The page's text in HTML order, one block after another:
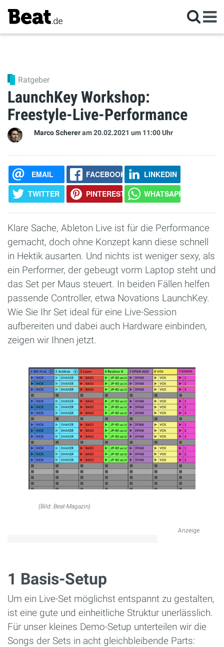
Ratgeber
LaunchKey Workshop:
Freestyle-Live-Performance
Marco Schereram 20.02.2021 um 11:00 Uhr
EMAIL FACEBOOK
LINKEDIN
TWITTER
PINTEREST WHATSAPP
Klare Sache, Ableton Live ist für die Performance
gemacht, doch ohne Konzept kann diese schnell
in Hektik ausarten. Und nichts ist weniger sexy, als
ein Performer, der gebeugt vorm Laptop steht und
das Set per Maus steuert. In beiden Fällen helfen
passende Controller, etwa Novations LaunchKey.
Wie Sie Ihr Set ideal für eine Live-Session
aufbereiten und dabei auch Hardware einbinden,
zeigen wir Ihnen jetzt.
(Bild: Beat-Magazin)
Anzeige
1 Basis-Setup
Um ein Live-Set möglichst entspannt zu gestalten,
ist eine gute und einheitliche Struktur unerlässlich.
Für unser kleines Demo-Setup unterteilen wir die
Songs der Sets in acht gleichbleibende Parts: